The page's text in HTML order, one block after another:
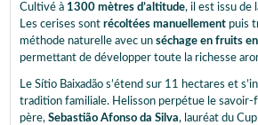
Cultivé à 1300 mètres d’altitude, il est issu de
Les cerises sont récoltées manuellement puis
méthode naturelle avec un séchage en fruits
permettant de développer toute la richesse
Le Sítio Baixadão s’étend sur 11 hectares et
tradition familiale. Helisson perpétue le savoir-
père, Sebastião Afonso da Silva, lauréat du